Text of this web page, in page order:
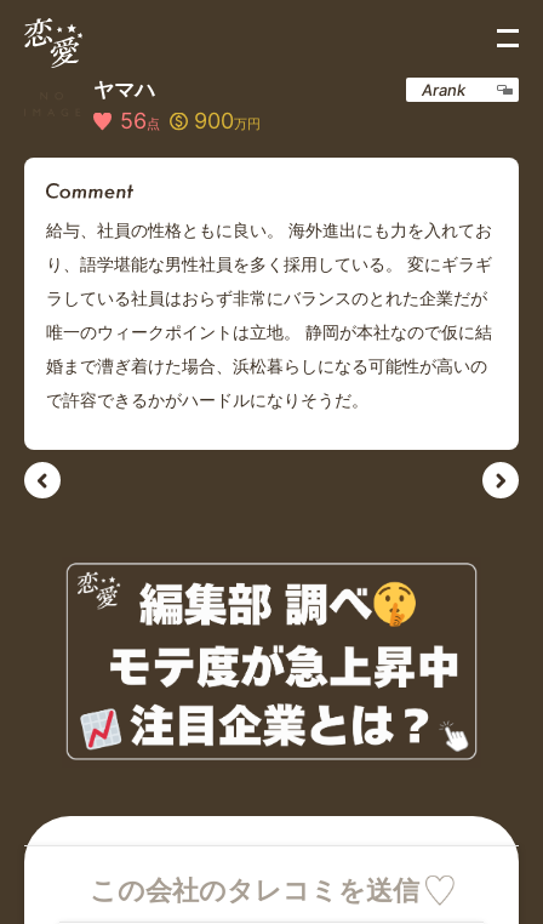
ヤマハ
56点 900万円
Arank
給与、社員の性格ともに良い。 海外進出にも力を入れてお
り、語学堪能な男性社員を多く採用している。 変にギラギ
ラしている社員はおらず非常にバランスのとれた企業だが
唯一のウィークポイントは立地。 静岡が本社なので仮に結
婚まで漕ぎ着けた場合、浜松暮らしになる可能性が高いの
で許容できるかがハードルになりそうだ。
この会社のタレコミを送信